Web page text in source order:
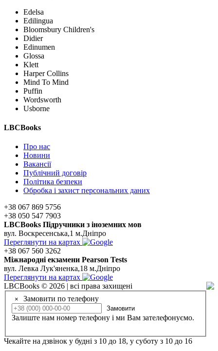
Edelsa
Edilingua
Bloomsbury Children's
Didier
Edinumen
Glossa
Klett
Harper Collins
Mind To Mind
Puffin
Wordsworth
Usborne
LBCBooks
Про нас
Новини
Вакансії
Публічний договір
Політика безпеки
Обробка і захист персональних даних
+38 067 869 5756
+38 050 547 7903
LBCBooks Підручники з іноземних мов
вул. Воскресенська,1 м.Дніпро
Переглянути на картах
+38 067 560 3262
Мiжнароднi екзамени Pearson Tests
вул. Левка Лук'яненка,18 м.Дніпро
Переглянути на картах
LBCBooks © 2026 | всі права захищені
× Замовити по телефону
Замовити
Залиште нам номер телефону і ми Вам зателефонуємо.
Чекайте на дзвінок у будні з 10 до 18, у суботу з 10 до 16